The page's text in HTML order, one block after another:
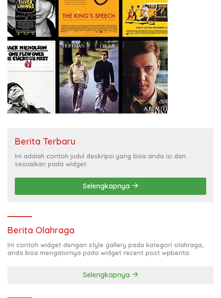
Berita Terbaru
Ini adalah contoh judul deskripsi yang bisa anda isi dan
sesuaikan pada widget
Selengkapnya
Berita Olahraga
Ini contoh widget dengan style gallery pada kategori olahraga,
anda bisa mengaturnya pada widget recent post wpberita.
Selengkapnya